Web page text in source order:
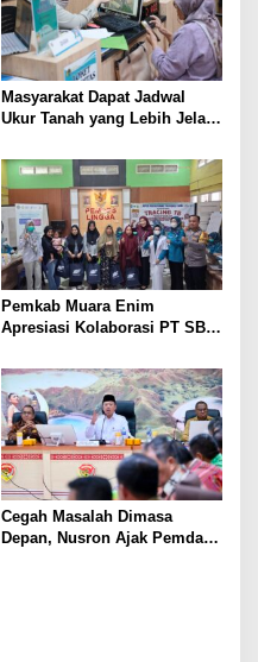
Masyarakat Dapat Jadwal
Ukur Tanah yang Lebih Jelas
Terjadwal
Pemkab Muara Enim
Apresiasi Kolaborasi PT SBS
Warga Sekitar Tambang
Cegah Masalah Dimasa
Depan, Nusron Ajak Pemda